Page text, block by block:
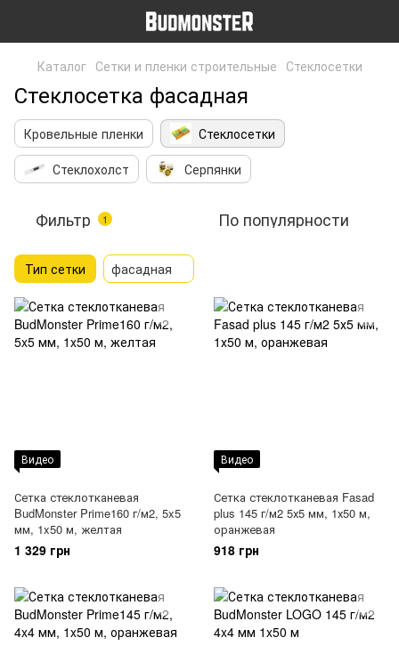
Каталог Сетки и пленки строительные Стеклосетки
Стеклосетка фасадная
Кровельные пленки
Стеклосетки
Стеклохолст
Серпянки
Фильтр 1 По популярности
Тип сетки фасадная
Видео
Сетка стеклотканевая
BudMonster Prime160 г/м2, 5x5
мм, 1x50 м, желтая
1 329 грн
Видео
Сетка стеклотканевая Fasad
plus 145 г/м2 5х5 мм, 1х50 м,
оранжевая
918 грн